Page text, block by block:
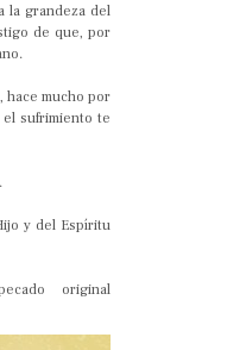
la grandeza del
de que, por
hace mucho por
sufrimiento te
y del Espíritu
original